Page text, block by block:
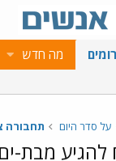
מה חדש
על סדר היום תחבורה
להגיע מבת-